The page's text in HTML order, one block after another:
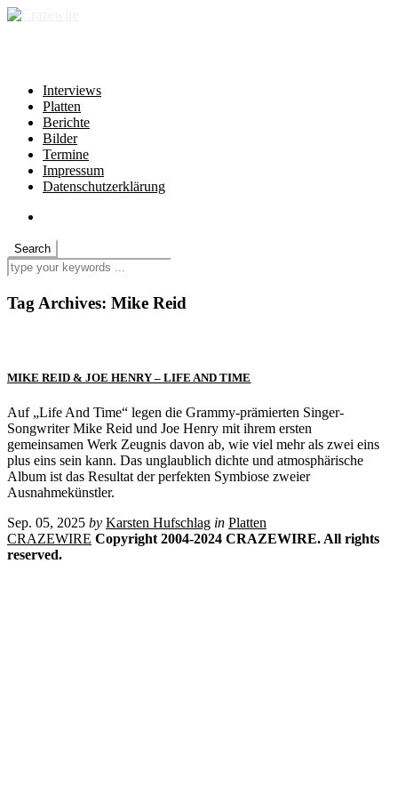
Interviews
Platten
Berichte
Bilder
Termine
Impressum
Datenschutzerklärung
Tag Archives: Mike Reid
MIKE REID & JOE HENRY – LIFE AND TIME
Auf „Life And Time“ legen die Grammy-prämierten Singer-
Songwriter Mike Reid und Joe Henry mit ihrem ersten
gemeinsamen Werk Zeugnis davon ab, wie viel mehr als zwei eins
plus eins sein kann. Das unglaublich dichte und atmosphärische
Album ist das Resultat der perfekten Symbiose zweier
Ausnahmekünstler.
Sep. 05, 2025 by Karsten Hufschlag in Platten
CRAZEWIRE Copyright 2004-2024 CRAZEWIRE. All rights
reserved.